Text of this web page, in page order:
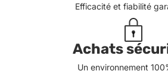
Efficacité et fiabilité
Achats
Un environnement